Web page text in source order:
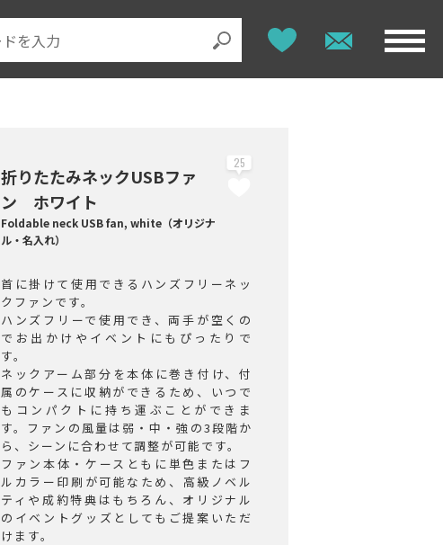
折りたたみネックUSBファ
ン ホワイト
Foldable neck USB fan, white（オリジナ
ル・名入れ）
25
首に掛けて使用できるハンズフリーネッ
クファンです。
ハンズフリーで使用でき、両手が空くの
でお出かけやイベントにもぴったりで
す。
ネックアーム部分を本体に巻き付け、付
属のケースに収納ができるため、いつで
もコンパクトに持ち運ぶことができま
す。ファンの風量は弱・中・強の3段階か
ら、シーンに合わせて調整が可能です。
ファン本体・ケースともに単色またはフ
ルカラー印刷が可能なため、高級ノベル
ティや成約特典はもちろん、オリジナル
のイベントグッズとしてもご提案いただ
けます。